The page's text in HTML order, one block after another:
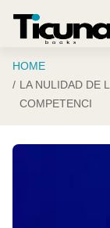
HOME
LA NULIDAD DE
COMPETENCI